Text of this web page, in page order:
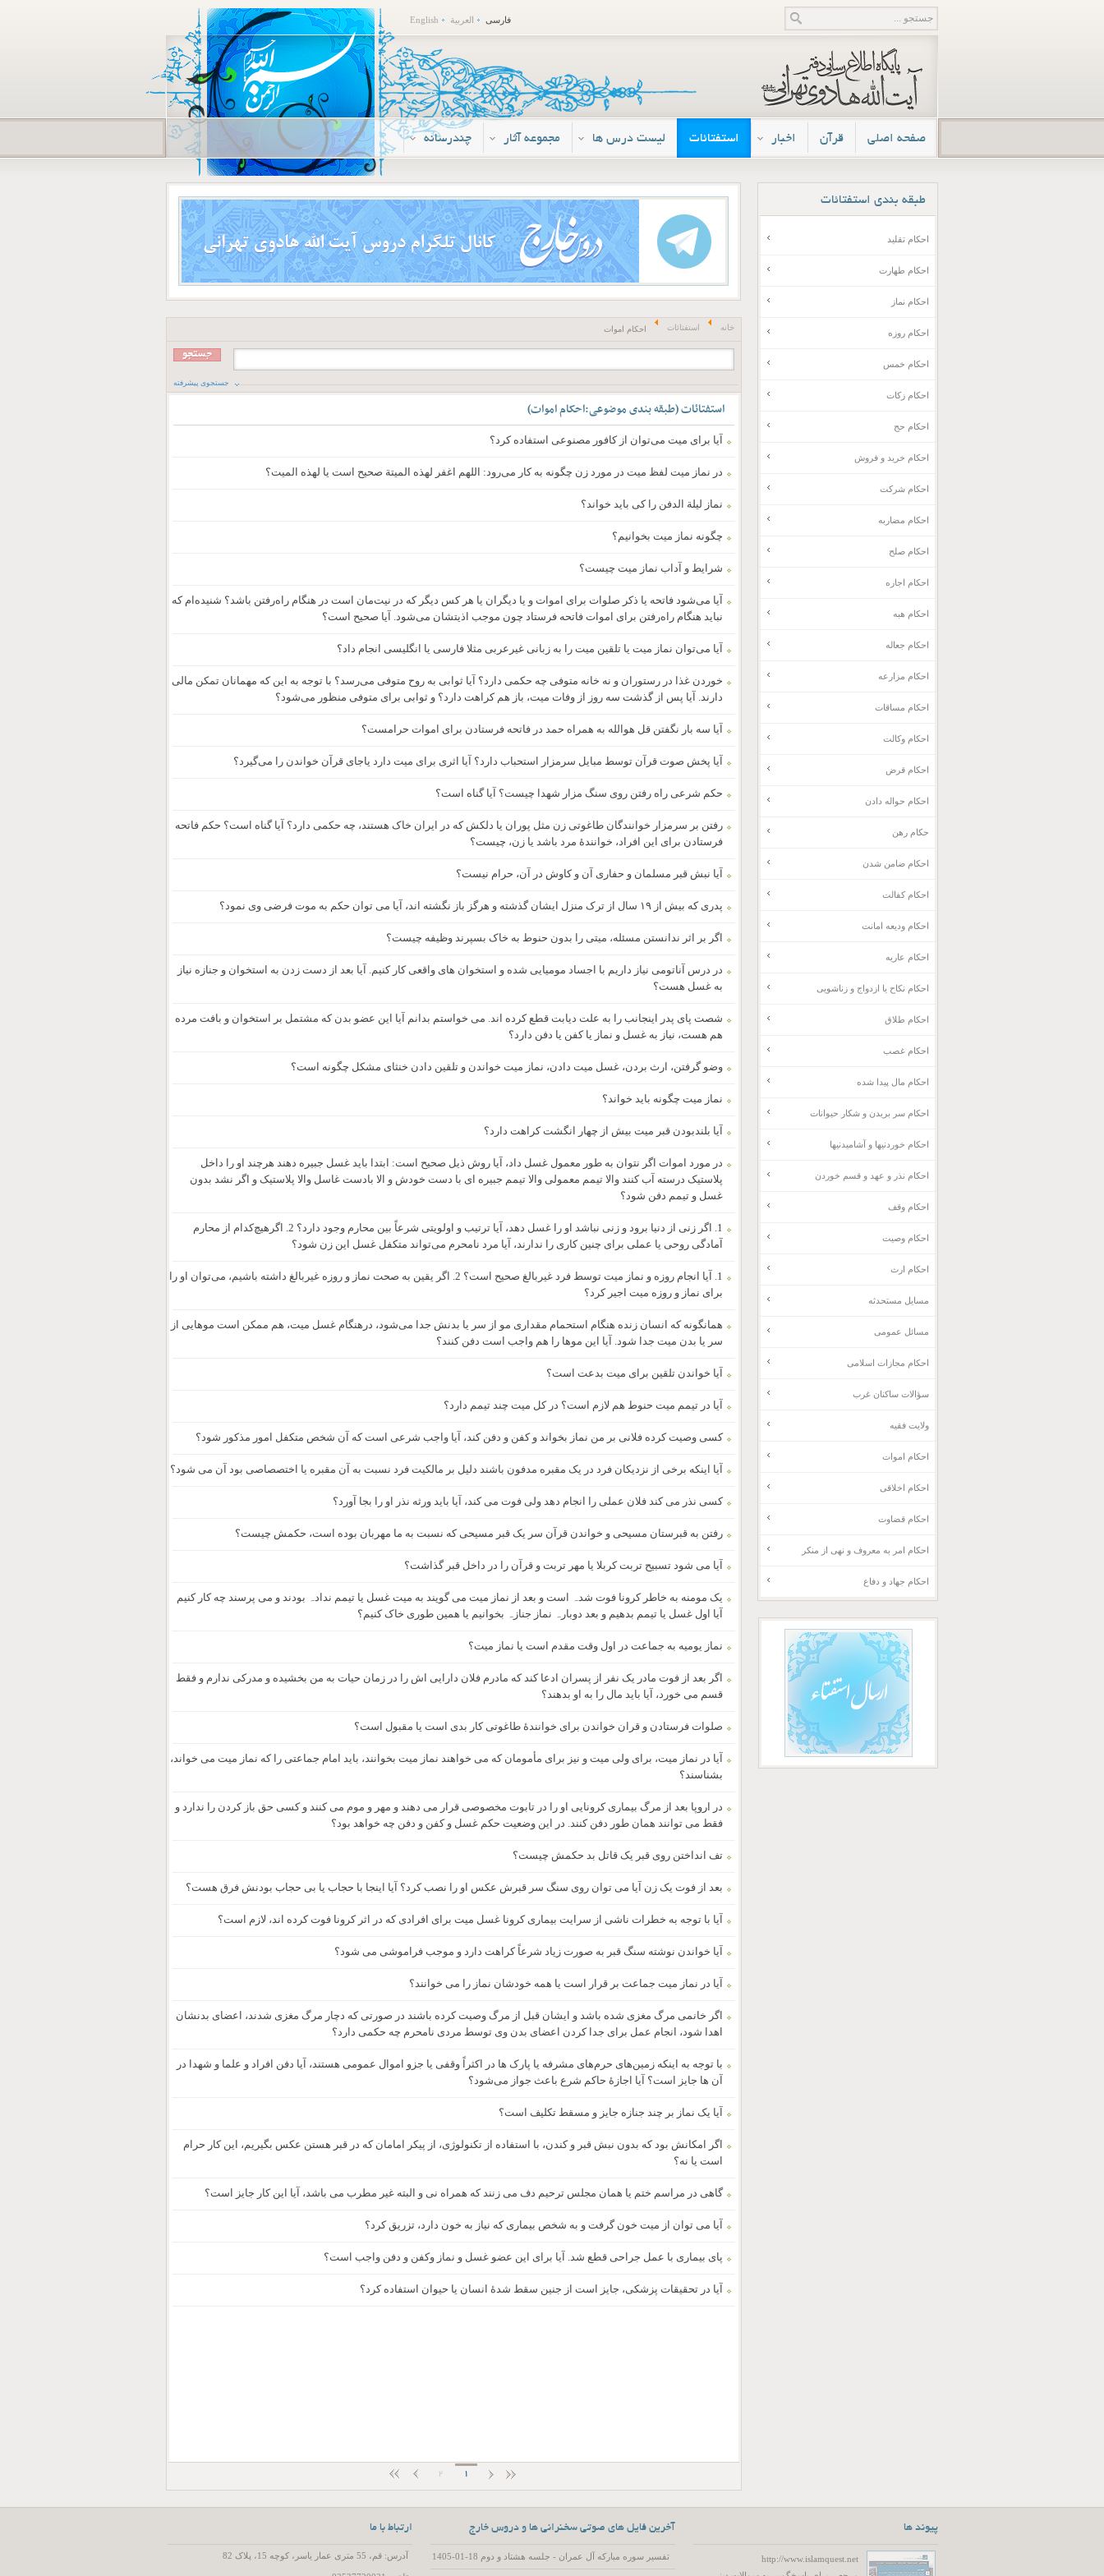
فارسی العربية English
صفحه اصلی قرآن اخبار استفتائات لیست درس ها مجموعه آثار چندرسانه
خانه استفتائات احکام اموات
جستجوی پیشرفته
استفتائات(طبقه بندی موضوعی:احکام اموات)
آیا برای میت می‌توان از کافور مصنوعی استفاده کرد؟
در نماز میت لفظ میت در مورد زن چگونه به کار می‌رود: اللهم اغفر لهذه المیتة صحیح است یا لهذه المیت؟
نماز لیلة الدفن را کی باید خواند؟
چگونه نماز میت بخوانیم؟
شرایط و آداب نماز میت چیست؟
آیا می‌شود فاتحه یا ذکر صلوات برای اموات و یا دیگران یا هر کس دیگر که در نیت‌مان است در هنگام راه‌رفتن باشد؟ شنیده‌ام که
نباید هنگام راه‌رفتن برای اموات فاتحه فرستاد چون موجب اذیتشان می‌شود. آیا صحیح است؟
آیا می‌توان نماز میت یا تلقین میت را به زبانی غیرعربی مثلا فارسی یا انگلیسی انجام داد؟
خوردن غذا در رستوران و نه خانه متوفی چه حکمی دارد؟ آیا ثوابی به روح متوفی می‌رسد؟ با توجه به این که مهمانان تمکن مالی
دارند. آیا پس از گذشت سه روز از وفات میت، باز هم کراهت دارد؟ و ثوابی برای متوفی منظور می‌شود؟
آیا سه بار نگفتن قل هوالله به همراه حمد در فاتحه فرستادن برای اموات حرامست؟
آیا پخش صوت قرآن توسط مبایل سرمزار استحباب دارد؟ آیا اثری برای میت دارد یاجای قرآن خواندن را می‌گیرد؟
حکم شرعی راه رفتن روی سنگ مزار شهدا چیست؟ آیا گناه است؟
رفتن بر سرمزار خوانندگان طاغوتی زن مثل پوران یا دلکش که در ایران خاک هستند، چه حکمی دارد؟ آیا گناه است؟ حکم فاتحه
فرستادن برای این افراد، خوانندۀ مرد باشد یا زن، چیست؟
آیا نبش قبر مسلمان و حفاری آن و کاوش در آن، حرام نیست؟
پدری که بیش از ۱۹ سال از ترک منزل ایشان گذشته و هرگز باز نگشته اند، آیا می توان حکم به موت فرضی وی نمود؟
اگر بر اثر ندانستن مسئله، میتی را بدون حنوط به خاک بسپرند وظیفه چیست؟
در درس آناتومی نیاز داریم با اجساد مومیایی شده و استخوان های واقعی کار کنیم. آیا بعد از دست زدن به استخوان و جنازه نیاز
به غسل هست؟
شصت پای پدر اینجانب را به علت دیابت قطع کرده اند. می خواستم بدانم آیا این عضو بدن که مشتمل بر استخوان و بافت مرده
هم هست، نیاز به غسل و نماز یا کفن یا دفن دارد؟
وضو گرفتن، ارث بردن، غسل میت دادن، نماز میت خواندن و تلقین دادن خنثای مشکل چگونه است؟
نماز میت چگونه باید خواند؟
آیا بلندبودن قبر میت بیش از چهار انگشت کراهت دارد؟
در مورد اموات اگر نتوان به طور معمول غسل داد، آیا روش ذیل صحیح است: ابتدا باید غسل جبیره دهند هرچند او را داخل
پلاستیک درسته آب کنند والا تیمم معمولی والا تیمم جبیره ای با دست خودش و الا بادست غاسل والا پلاستیک و اگر نشد بدون
غسل و تیمم دفن شود؟
1. اگر زنی از دنیا برود و زنی نباشد او را غسل دهد، آیا ترتیب و اولویتی شرعاً بین محارم وجود دارد؟ 2. اگرهیچ‌کدام از محارم
آمادگی روحی یا عملی برای چنین کاری را ندارند، آیا مرد نامحرم می‌تواند متکفل غسل این زن شود؟
1. آیا انجام روزه و نماز میت توسط فرد غیربالغ صحیح است؟ 2. اگر یقین به صحت نماز و روزه غیربالغ داشته باشیم، می‌توان او را
برای نماز و روزه میت اجیر کرد؟
همانگونه که انسان زنده هنگام استحمام مقداری مو از سر یا بدنش جدا می‌شود، درهنگام غسل میت، هم ممکن است موهایی از
سر یا بدن میت جدا شود. آیا این موها را هم واجب است دفن کنند؟
آیا خواندن تلقین برای میت بدعت است؟
آیا در تیمم میت حنوط هم لازم است؟ در کل میت چند تیمم دارد؟
کسی وصیت کرده فلانی بر من نماز بخواند و کفن و دفن کند، آیا واجب شرعی است که آن شخص متکفل امور مذکور شود؟
آیا اینکه برخی از نزدیکان فرد در یک مقبره مدفون باشند دلیل بر مالکیت فرد نسبت به آن مقبره یا اختصصاصی بود آن می شود؟
کسی نذر می کند فلان عملی را انجام دهد ولی فوت می کند، آیا باید ورثه نذر او را بجا آورد؟
رفتن به قبرستان مسیحی و خواندن قرآن سر یک قبر مسیحی که نسبت به ما مهربان بوده است، حکمش چیست؟
آیا می شود تسبیح تربت کربلا یا مهر تربت و قرآن را در داخل قبر گذاشت؟
یک مومنه به خاطر کرونا فوت شدہ است و بعد از نماز میت می گویند به میت غسل یا تیمم ندادہ بودند و می پرسند چه کار کنیم
آیا اول غسل یا تیمم بدھیم و بعد دوبارہ نماز جنازہ بخوانیم یا ھمین طوری خاک کنیم؟
نماز یومیه به جماعت در اول وقت مقدم است یا نماز میت؟
اگر بعد از فوت مادر یک نفر از پسران ادعا کند که مادرم فلان دارایی اش را در زمان حیات به من بخشیده و مدرکی ندارم و فقط
قسم می خورد، آیا باید مال را به او بدهند؟
صلوات فرستادن و قران خواندن برای خوانندۀ طاغوتی کار بدی است یا مقبول است؟
آیا در نماز میت، برای ولی میت و نیز برای مأمومان که می خواهند نماز میت بخوانند، باید امام جماعتی را که نماز میت می خواند،
بشناسند؟
در اروپا بعد از مرگ بیماری کرونایی او را در تابوت مخصوصی قرار می دهند و مهر و موم می کنند و کسی حق باز کردن را ندارد و
فقط می توانند همان طور دفن کنند. در این وضعیت حکم غسل و کفن و دفن چه خواهد بود؟
تف انداختن روی قبر یک قاتل بد حکمش چیست؟
بعد از فوت یک زن آیا می توان روی سنگ سر قبرش عکس او را نصب کرد؟ آیا اینجا با حجاب یا بی حجاب بودنش فرق هست؟
آیا با توجه به خطرات ناشی از سرایت بیماری کرونا غسل میت برای افرادی که در اثر کرونا فوت کرده اند، لازم است؟
آیا خواندن نوشته سنگ قبر به صورت زیاد شرعاً کراهت دارد و موجب فراموشی می شود؟
آیا در نماز میت جماعت بر قرار است یا همه خودشان نماز را می خوانند؟
اگر خانمی مرگ مغزی شده باشد و ایشان قبل از مرگ وصیت کرده باشند در صورتی که دچار مرگ مغزی شدند، اعضای بدنشان
اهدا شود، انجام عمل برای جدا کردن اعضای بدن وی توسط مردی نامحرم چه حکمی دارد؟
با توجه به اینکه زمین‌های حرم‌های مشرفه یا پارک ها در اکثراً وقفی یا جزو اموال عمومی هستند، آیا دفن افراد و علما و شهدا در
آن ها جایز است؟ آیا اجازۀ حاکم شرع باعث جواز می‌شود؟
آیا یک نماز بر چند جنازه جایز و مسقط تکلیف است؟
اگر امکانش بود که بدون نبش قبر و کندن، با استفاده از تکنولوژی، از پیکر امامان که در قبر هستن عکس بگیریم، این کار حرام
است یا نه؟
گاهی در مراسم ختم یا همان مجلس ترحیم دف می زنند که همراه نی و البته غیر مطرب می باشد، آیا این کار جایز است؟
آیا می توان از میت خون گرفت و به شخص بیماری که نیاز به خون دارد، تزریق کرد؟
پای بیماری با عمل جراحی قطع شد. آیا برای این عضو غسل و نماز وکفن و دفن واجب است؟
آیا در تحقیقات پزشکی، جایز است از جنین سقط شدۀ انسان یا حیوان استفاده کرد؟
1
2
طبقه بندی استفتائات
احکام تقلید
احکام طهارت
احکام نماز
احکام روزه
احکام خمس
احکام زکات
احکام حج
احکام خرید و فروش
احکام شرکت
احکام مضاربه
احکام صلح
احکام اجاره
احکام هبه
احکام جعاله
احکام مزارعه
احکام مساقات
احکام وکالت
احکام قرض
احکام حواله دادن
حکام رهن
احکام ضامن شدن
احکام کفالت
احکام ودیعه امانت
احکام عاریه
احکام نکاح یا ازدواج و زناشویی
احکام طلاق
احکام غصب
احکام مال پیدا شده
احکام سر بریدن و شکار حیوانات
احکام خوردنیها و آشامیدنیها
احکام نذر و عهد و قسم خوردن
احکام وقف
احکام وصیت
احکام ارث
مسایل مستحدثه
مسائل عمومی
احکام مجازات اسلامی
سؤالات ساکنان غرب
ولایت فقیه
احکام اموات
احکام اخلاقی
احکام قضاوت
احکام امر به معروف و نهی از منکر
احکام جهاد و دفاع
پیوند ها
http://www.islamquest.net
آخرین فایل های صوتی سخنرانی ها و دروس خارج
تفسیر سوره مبارکه آل عمران - جلسه هشتاد و دوم 18-01-1405
ارتباط با ما
آدرس: قم، 55 متری عمار یاسر، کوچه 15، پلاک 82